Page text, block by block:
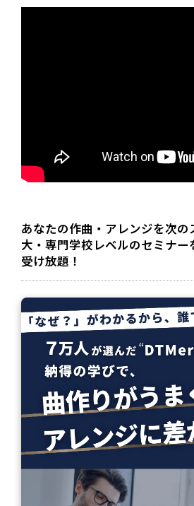
あなたの作曲・アレンジを次の
大・専門学校レベルのセミナー
受け放題！